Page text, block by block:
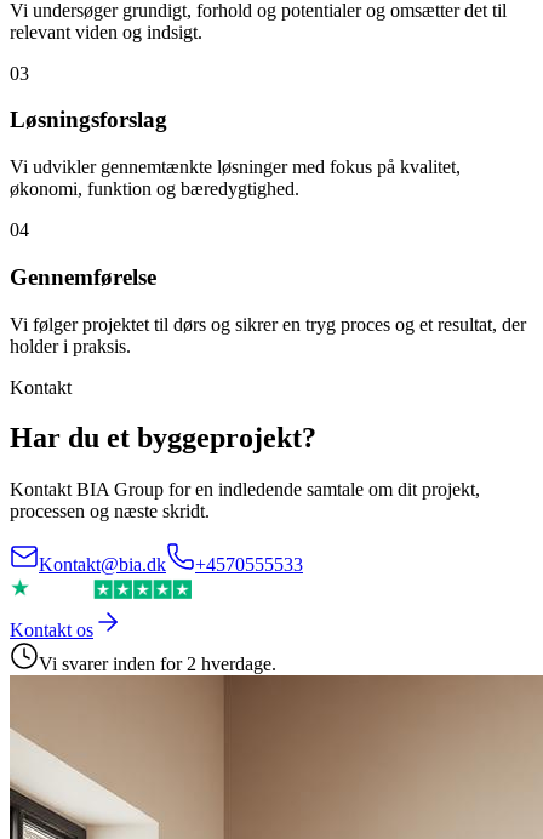
Vi undersøger grundigt, forhold og potentialer og omsætter det til
relevant viden og indsigt.
03
Løsningsforslag
Vi udvikler gennemtænkte løsninger med fokus på kvalitet,
økonomi, funktion og bæredygtighed.
04
Gennemførelse
Vi følger projektet til dørs og sikrer en tryg proces og et resultat, der
holder i praksis.
Kontakt
Har du et byggeprojekt?
Kontakt BIA Group for en indledende samtale om dit projekt,
processen og næste skridt.
Kontakt@bia.dk +4570555533
Kontakt os
Vi svarer inden for 2 hverdage.